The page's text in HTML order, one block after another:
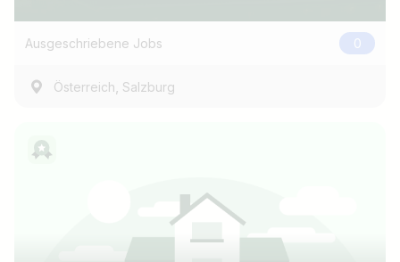
Ausgeschriebene Jobs 0
Österreich, Salzburg